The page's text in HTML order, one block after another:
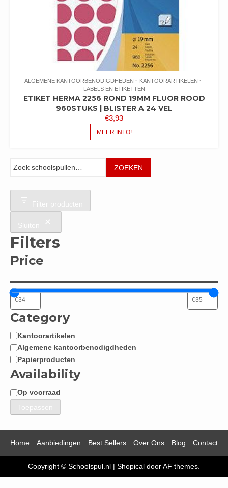
ALGEMENE KANTOORBENODIGDHEDEN
KANTOORARTIKELEN
LABELS EN ETIKETTEN
ETIKET HERMA 2256 ROND 19MM FLUOR ROOD
960STUKS | BLISTER A 24 VEL
€3,93
MEER INFO!
ZOEKEN
Filter producten
Sluiten
Filters
Price
Category
Categorie
Kantoorartikelen
Algemene kantoorbenodigdheden
Papierproducten
Availability
Beschikbaarheid
Op voorraad
Toepassen
Home Aanbiedingen Best Sellers Over Ons Blog Contact
Copyright © Schoolspul.nl | Shopical door AF themes.